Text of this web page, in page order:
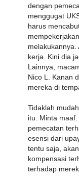
dengan
menggugat
harus
kerja. Kini dia
Lainnya,
Nico L. Kanan
mereka di
Tidaklah
itu. Minta
pemecatan
esensi dari
tentu saja,
kompensasi
terhadap